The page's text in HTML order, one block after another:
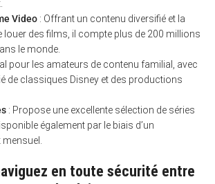
Video: Offrant un contenu diversifié et la
louer des films, il compte plus de 200 millions
le monde.
pour les amateurs de contenu familial, avec
de classiques Disney et des productions
: Propose une excellente sélection de séries
également par le biais d’un
en toute sécurité entre